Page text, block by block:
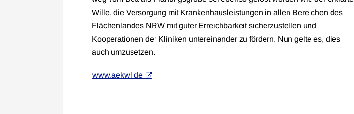
Wille, die Versorgung mit Krankenhausleistungen in allen Bereichen des
Flächenlandes NRW mit guter Erreichbarkeit sicherzustellen und
Kooperationen der Kliniken untereinander zu fördern. Nun gelte es, dies
auch umzusetzen.
www.aekwl.de